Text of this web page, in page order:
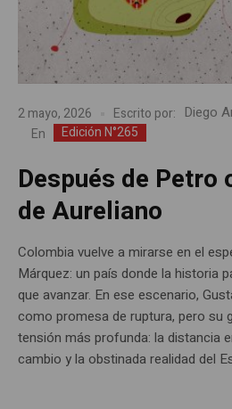
2 mayo, 2026 Escrito por: Diego
En Edición N°265
Después de Petro
de Aureliano
Colombia vuelve a mirarse en el
Márquez: un país donde la historia
que avanzar. En ese escenario,
como promesa de ruptura, pero su
tensión más profunda: la distancia
cambio y la obstinada realidad del